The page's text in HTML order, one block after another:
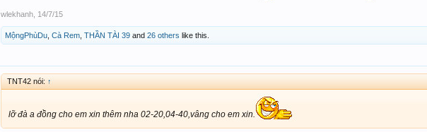
wlekhanh 14/7/15
MộngPhùDu Cà Rem THẦN TÀI 39 and 26 others like this.
TNT42 nói: ↑
lỡ đà a đồng cho em xin thêm nha 02-20,04-40,vâng cho em xin.